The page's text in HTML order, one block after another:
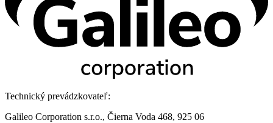
Technický prevádzkovateľ:
Galileo Corporation s.r.o., Čierna Voda 468, 925 06